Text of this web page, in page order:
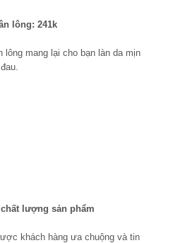
lông: 241k
mang lại cho bạn làn da mịn
lượng sản phẩm
khách hàng ưa chuộng và tin